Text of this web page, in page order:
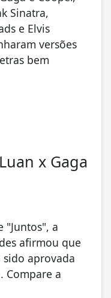
Sinatra,
e Elvis
versões
bem
x Gaga
"Juntos", a
afirmou que
sido aprovada
Compare a